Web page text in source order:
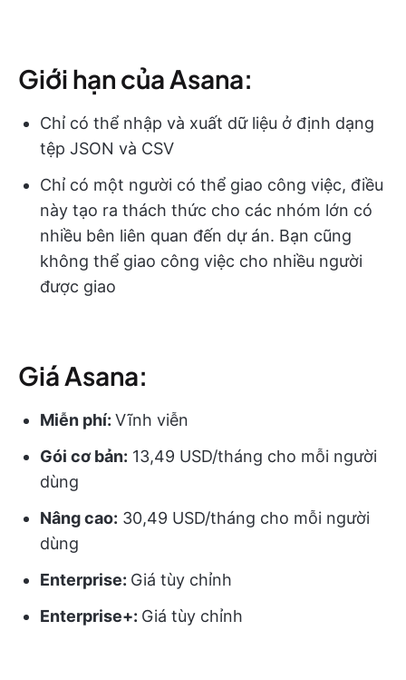
Giới hạn của Asana:
Chỉ có thể nhập và xuất dữ liệu ở định dạng
tệp JSON và CSV
Chỉ có một người có thể giao công việc, điều
này tạo ra thách thức cho các nhóm lớn có
nhiều bên liên quan đến dự án. Bạn cũng
không thể giao công việc cho nhiều người
được giao
Giá Asana:
Miễn phí: Vĩnh viễn
Gói cơ bản: 13,49 USD/tháng cho mỗi người
dùng
Nâng cao: 30,49 USD/tháng cho mỗi người
dùng
Enterprise: Giá tùy chỉnh
Enterprise+: Giá tùy chỉnh